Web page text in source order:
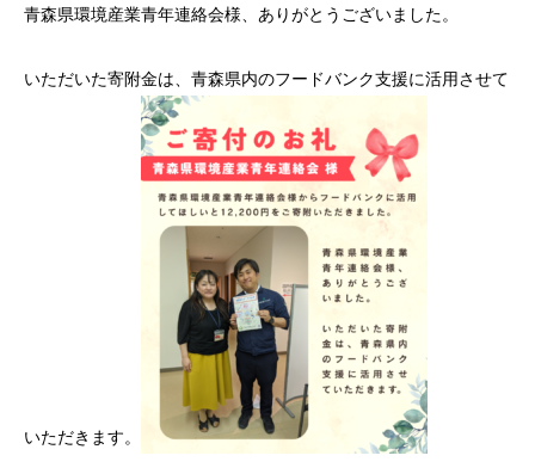
青森県環境産業青年連絡会様、ありがとうございました。
いただいた寄附金は、青森県内のフードバンク支援に活用させて
いただきます。